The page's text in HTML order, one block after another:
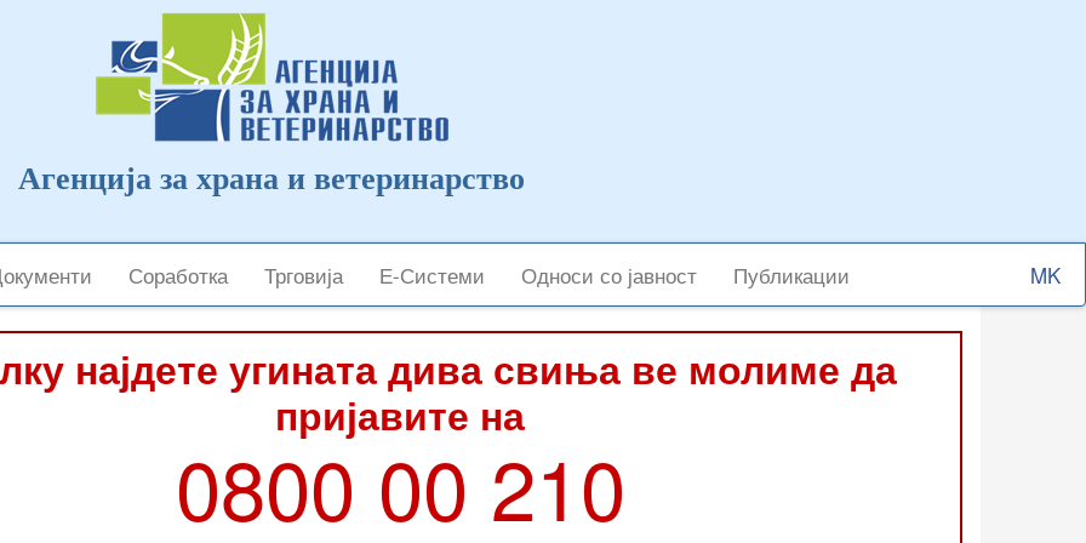
Агенција за храна и ветеринарство
Соработка Трговија Е-Системи Односи со јавност Публикации
Select
your
најдете угината дива свиња ве молиме да
пријавите на
0800 00 210